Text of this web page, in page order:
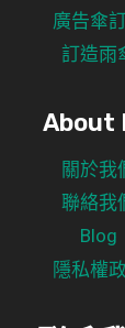
廣告傘
訂造雨
About
關於我
聯絡我
Blog
隱私權